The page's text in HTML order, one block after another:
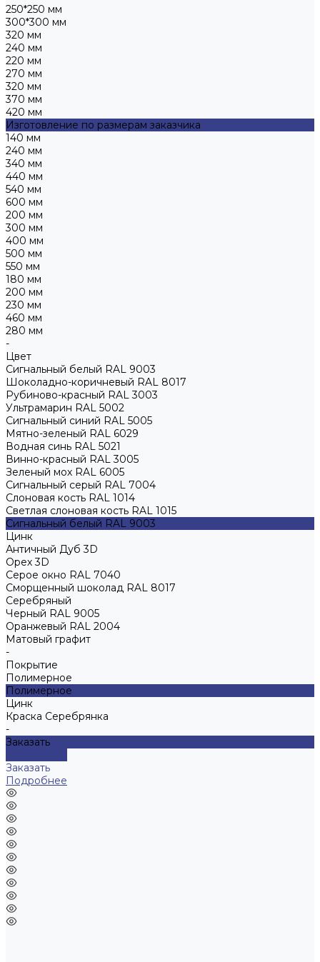
250*250 мм
300*300 мм
320 мм
240 мм
220 мм
270 мм
320 мм
370 мм
420 мм
Изготовление по размерам заказчика
140 мм
240 мм
340 мм
440 мм
540 мм
600 мм
200 мм
300 мм
400 мм
500 мм
550 мм
180 мм
200 мм
230 мм
460 мм
280 мм
-
Цвет
Сигнальный белый RAL 9003
Шоколадно-коричневый RAL 8017
Рубиново-красный RAL 3003
Ультрамарин RAL 5002
Сигнальный синий RAL 5005
Мятно-зеленый RAL 6029
Водная синь RAL 5021
Винно-красный RAL 3005
Зеленый мох RAL 6005
Сигнальный серый RAL 7004
Слоновая кость RAL 1014
Светлая слоновая кость RAL 1015
Сигнальный белый RAL 9003
Цинк
Античный Дуб 3D
Орех 3D
Серое окно RAL 7040
Сморщенный шоколад RAL 8017
Серебряный
Черный RAL 9005
Оранжевый RAL 2004
Матовый графит
-
Покрытие
Полимерное
Полимерное
Цинк
Краска Серебрянка
-
Заказать
Заказать
Подробнее